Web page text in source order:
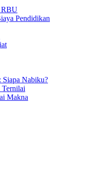
RBU
Pendidikan
Nabiku?
Ternilai
Makna